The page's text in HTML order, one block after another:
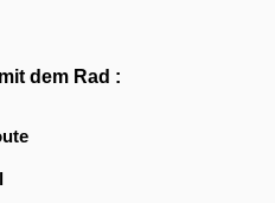
dem Rad :